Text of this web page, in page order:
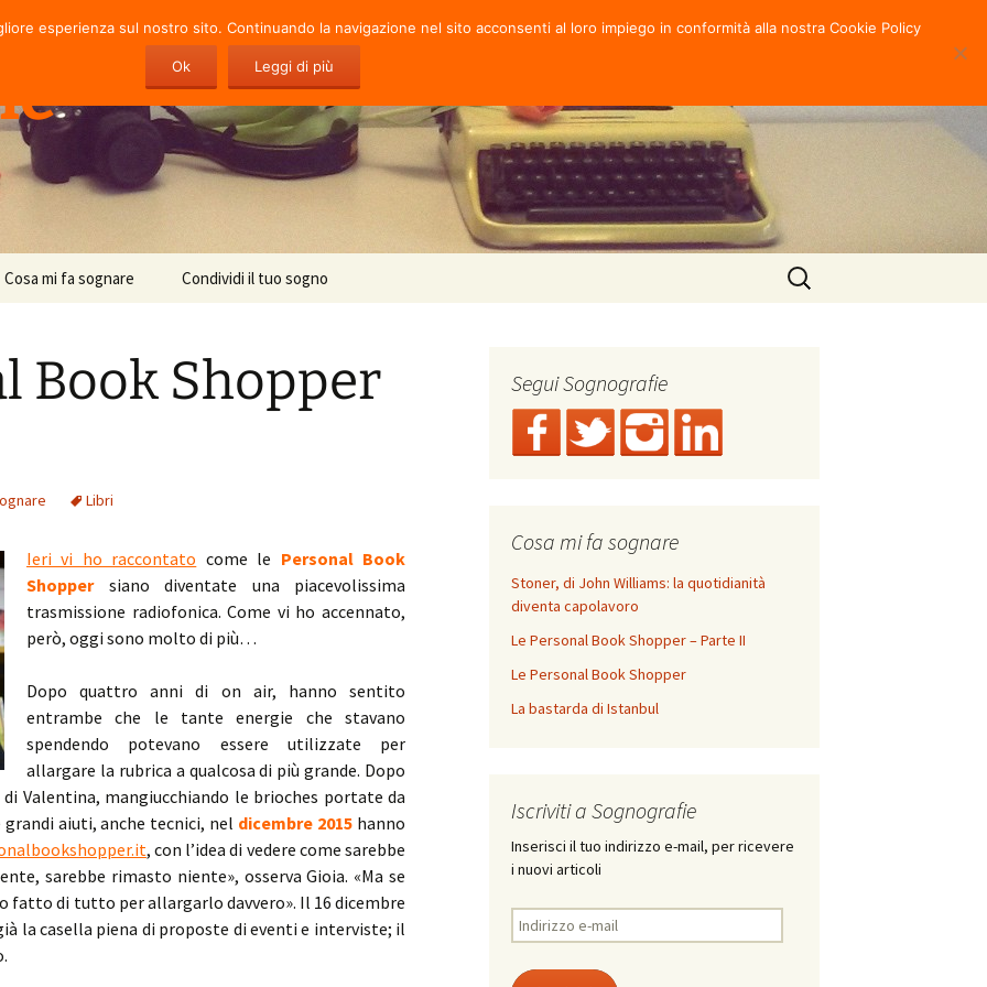
Cosa mi fa sognare Condividi il tuo sogno
Ricerca
per:
Book Shopper
Libri
Ieri vi ho raccontato come le Personal Book
Shoppersiano diventate una piacevolissima
trasmissione radiofonica. Come vi ho accennato,
però, oggi sono molto di più…
Dopo quattro anni di on air, hanno sentito
entrambe che le tante energie che stavano
spendendo potevano essere utilizzate per
allargare la rubrica a qualcosa di più grande. Dopo
Valentina, mangiucchiando le brioches portate da
aiuti, anche tecnici, nel dicembre 2015 hanno
, con l’idea di vedere come sarebbe
sarebbe rimasto niente», osserva Gioia. «Ma se
fatto di tutto per allargarlo davvero». Il 16 dicembre
la casella piena di proposte di eventi e interviste; il
Segui Sognografie
Cosa mi fa sognare
Stoner, di John Williams: la quotidianità
diventa capolavoro
Le Personal Book Shopper – Parte II
Le Personal Book Shopper
La bastarda di Istanbul
Iscriviti a Sognografie
Inserisci il tuo indirizzo e-mail, per ricevere
i nuovi articoli
Indirizzo
e-
esperienza sul nostro sito. Continuando la navigazione nel sito acconsenti al loro impiego in conformità alla nostra Cookie Policy
Ok Leggi di più